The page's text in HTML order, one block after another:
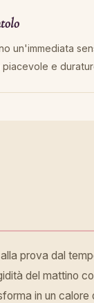
un'immediata
e
prova dal
del mattino
in un calore